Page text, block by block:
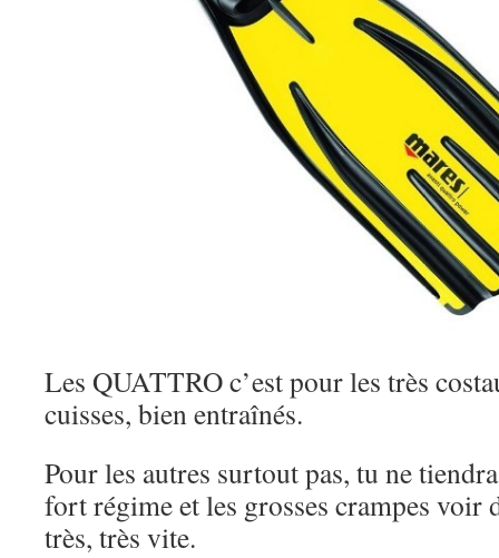
Les QUATTRO c’est pour les très
cuisses, bien entraînés.
Pour les autres surtout pas, tu ne
fort régime et les grosses crampes voir
très, très vite.